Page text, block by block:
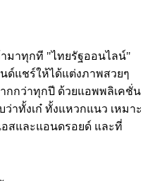
มาทุกที "ไทยรัฐออนไลน์"
ด์แชร์ให้ได้แต่งภาพสวยๆ
กกว่าทุกปี ด้วยแอพพลิเคชั่น
าทั้งเก๋ ทั้งแหวกแนว เหมาะ
สและแอนดรอยด์ และที่